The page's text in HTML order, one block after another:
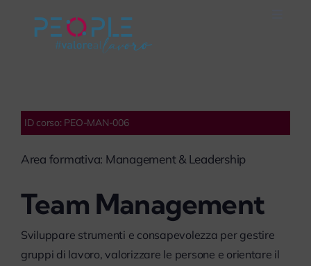
On Air
ID corso: PEO-MAN-006
Area formativa: Management & Leadership
Team Management
Sviluppare strumenti e consapevolezza per gestire
gruppi di lavoro, valorizzare le persone e orientare il